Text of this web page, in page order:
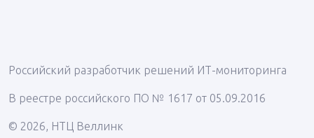
Российский разработчик решений ИТ-мониторинга
В реестре российского ПО № 1617 от 05.09.2016
© 2026, НТЦ Веллинк